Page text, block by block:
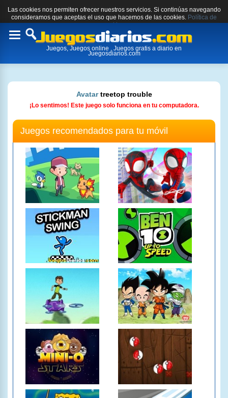
Las cookies nos permiten ofrecer nuestros servicios. Si continúas navegando
consideramos que aceptas el uso que hacemos de las cookies. Política de
cookies.
Toggle
Juegos, Juegos online , Juegos gratis a diario en
Juegosdiarios.com
Avatartreetop trouble
¡Lo sentimos! Este juego solo funciona en tu computadora.
Juegos recomendados para tu móvil